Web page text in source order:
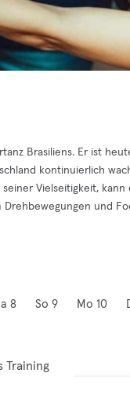
Brasiliens. Er ist
kontinuierlich
Vielseitigkeit,
Drehbewegungen und
8 So 9 Mo 10
Training